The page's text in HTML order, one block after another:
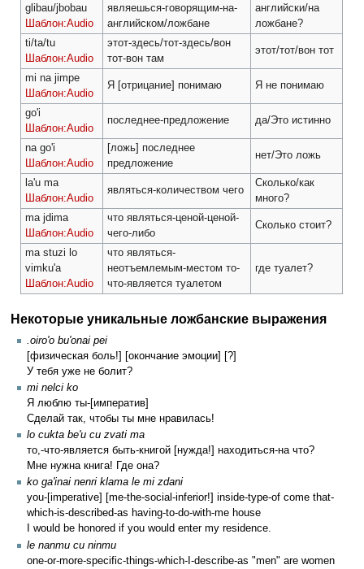
glibau/jbobau
Шаблон:Audio
являешься-говорящим-на-
английском/ложбане
английски/на
ложбане?
ti/ta/tu
Шаблон:Audio
этот-здесь/тот-здесь/вон
тот-вон там
этот/тот/вон тот
mi na jimpe
Шаблон:Audio
Я [отрицание] понимаю Я не понимаю
go'i
Шаблон:Audio
последнее-предложение да/Это истинно
na go'i
Шаблон:Audio
[ложь] последнее
предложение
нет/Это ложь
la'u ma
Шаблон:Audio
являться-количеством чего
Сколько/как
много?
ma jdima
Шаблон:Audio
что являться-ценой-ценой-
чего-либо
Сколько стоит?
ma stuzi lo
vimku'a
Шаблон:Audio
что являться-
неотъемлемым-местом то-
что-является туалетом
где туалет?
Некоторые уникальные ложбанские выражения
.oiro'o bu'onai pei
[физическая боль!] [окончание эмоции] [?]
У тебя уже не болит?
mi nelci ko
Я люблю ты-[императив]
Сделай так, чтобы ты мне нравилась!
lo cukta be'u cu zvati ma
то,-что-является быть-книгой [нужда!] находиться-на что?
Мне нужна книга! Где она?
ko ga'inai nenri klama le mi zdani
you-[imperative] [me-the-social-inferior!] inside-type-of come that-
which-is-described-as having-to-do-with-me house
I would be honored if you would enter my residence.
le nanmu cu ninmu
one-or-more-specific-things-which-I-describe-as "men" are women